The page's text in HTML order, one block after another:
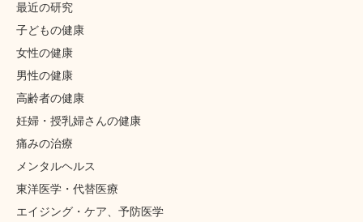
最近の研究
子どもの健康
女性の健康
男性の健康
高齢者の健康
妊婦・授乳婦さんの健康
痛みの治療
メンタルヘルス
東洋医学・代替医療
エイジング・ケア、予防医学